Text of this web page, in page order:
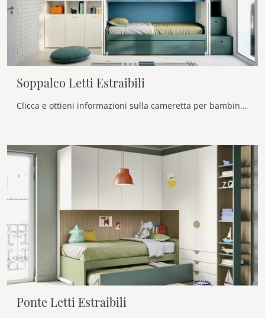
Soppalco Letti Estraibili
Clicca e ottieni informazioni sulla cameretta per bambini Soppalco Letti Estraibili! Le Camerette a soppalco Nidi ti attendono.
Ponte Letti Estraibili